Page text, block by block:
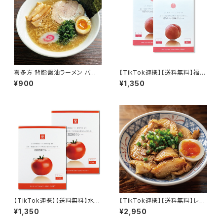
喜多方 背脂醤油ラーメン パー
フェクトラーメン喜多方 こってり
2食 生麺 常温 会津ブランド館
¥900
【TikTok連携】【送料無料】福島
の桃 水を一切使わず果実と野
菜の水分のみで作った 福島も
¥1,350
【TikTok連携】【送料無料】水を
一切使わずトマトと野菜の水分
のみで作ったZEROカレー2個セ
¥1,350
【TikTok連携】【送料無料】レト
ルト チャーシュー 切り落とし 6
00g 100g×6袋 常温保存 個包
¥2,950